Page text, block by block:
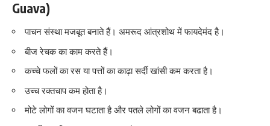
Guava)
पाचन संस्था मजबूत बनाते हैं। अमरूद आंत्रशोथ में फायदेमंद है।
बीज रेचक का काम करते हैं।
कच्चे फलों का रस या पत्तों का काढ़ा सर्दी खांसी कम करता है।
उच्च रक्तचाप कम होता है।
मोटे लोगों का वजन घटाता है और पतले लोगों का वजन बढाता है।